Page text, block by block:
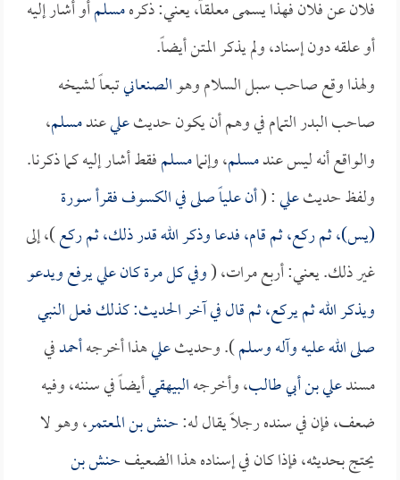
فلان عن فلان فهذا يسمى معلقاً، يعني: ذكرهمسلمأو أشار إليه
أو علقه دون إسناد، ولم يذكر المتن أيضاً.
ولهذا وقع صاحب سبل السلام وهوالصنعانيتبعاً لشيخه
صاحب البدر التمام في وهم أن يكون حديثعليعندمسلم،
والواقع أنه ليس عندمسلم، وإنمامسلمفقط أشار إليه كما ذكرنا.
ولفظ حديثعلي: (أنعلياًصلى في الكسوف فقرأ سورة
(يس)، ثم ركع، ثم قام، فدعا وذكر الله قدر ذلك، ثم ركع)، إلى
غير ذلك. يعني: أربع مرات، (وفي كل مرة كانعلييرفع ويدعو
ويذكر الله ثم يركع، ثم قال في آخر الحديث: كذلك فعل النبي
صلى الله عليه وآله وسلم). وحديثعليهذا أخرجهأحمدفي
مسندعلي بن أبي طالب، وأخرجهالبيهقيأيضاً في سننه، وفيه
ضعف، فإن في سنده رجلاً يقال له:حنش بن المعتمر، وهو لا
يحتج بحديثه، فإذا كان في إسناده هذا الضعيفحنش بن